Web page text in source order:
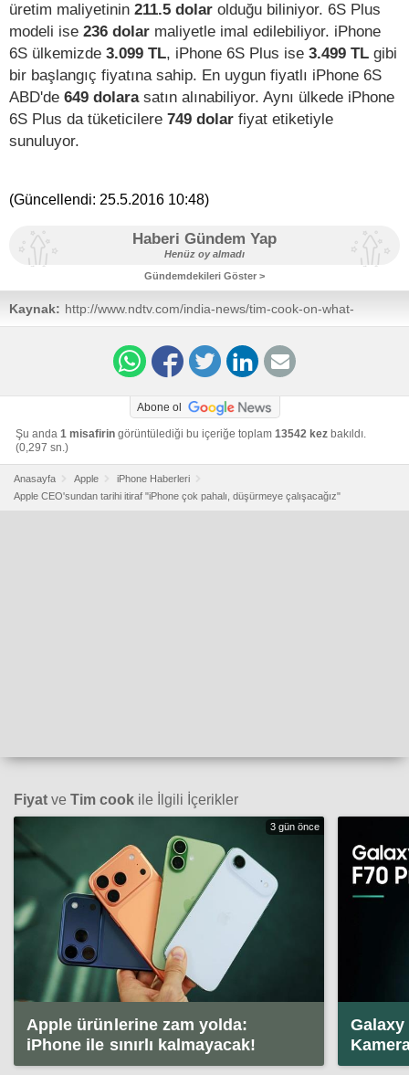
üretim maliyetinin 211.5 dolar olduğu biliniyor. 6S Plus
modeli ise 236 dolar maliyetle imal edilebiliyor. iPhone
6S ülkemizde 3.099 TL, iPhone 6S Plus ise 3.499 TL gibi
bir başlangıç fiyatına sahip. En uygun fiyatlı iPhone 6S
ABD'de 649 dolarasatın alınabiliyor. Aynı ülkede iPhone
6S Plus da tüketicilere 749 dolar fiyat etiketiyle
sunuluyor.
(Güncellendi: 25.5.2016 10:48)
Haberi Gündem Yap
Henüz oy almadı
Gündemdekileri Göster >
Kaynak: http://www.ndtv.com/india-news/tim-cook-on-what-
exactly-apple-will-make-in-india-full-transcript-1408319
Abone ol
Şu anda 1 misafirin görüntülediği bu içeriğe toplam 13542 kez bakıldı.
(0,297 sn.)
Anasayfa Apple
iPhone Haberleri
Apple CEO'sundan tarihi itiraf "iPhone çok pahalı, düşürmeye çalışacağız"
Fiyat ve Tim cook ile İlgili İçerikler
3 gün önce
Apple ürünlerine zam yolda:
iPhone ile sınırlı kalmayacak!
Galaxy
en iyisi